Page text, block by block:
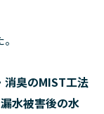
消臭のMIST工法
水被害後の水